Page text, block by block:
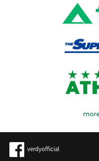
verdyofficial